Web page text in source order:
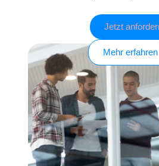
Jetzt
Mehr erfahren